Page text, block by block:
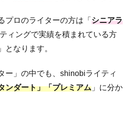
プロのライターの方は「 シニアラ
ィングで実績を積まれている方
」となります。
ー」の中でも、shinobiライティ
ンダート」「プレミアム 」に分か